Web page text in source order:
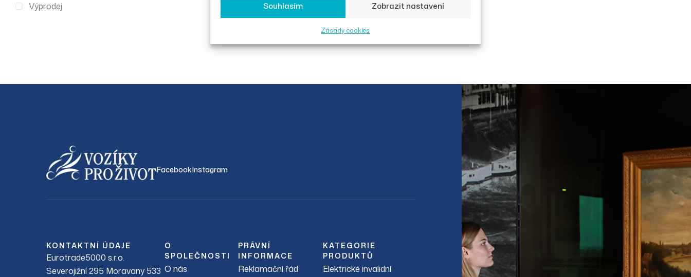
Souhlasím Zobrazit nastavení
Zásady cookies
Výprodej
FacebookInstagram
KONTAKTNÍ ÚDAJE
Eurotrade5000 s.r.o.
Severojižní 295 Moravany 533
O
SPOLEČNOSTI
O nás
PRÁVNÍ
INFORMACE
Reklamační řád
KATEGORIE
PRODUKTŮ
Elektrické invalidní